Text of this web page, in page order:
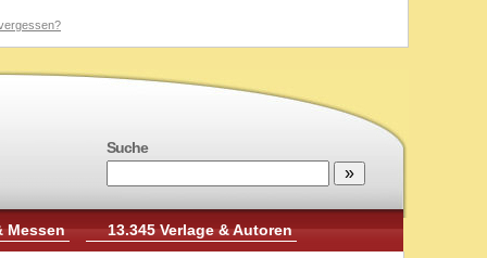
Suche
Messen 13.345 Verlage & Autoren